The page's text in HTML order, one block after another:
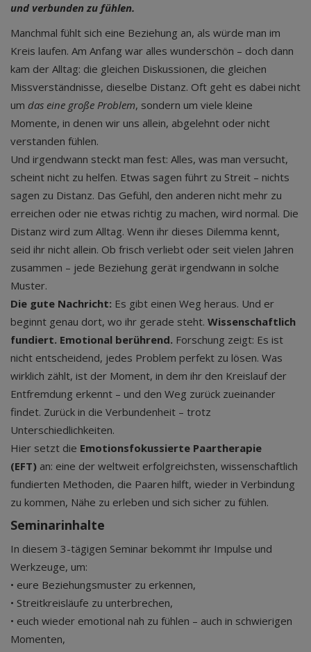
und verbunden zu fühlen.
Manchmal fühlt sich eine Beziehung an, als würde man im
Kreis laufen. Am Anfang war alles wunderschön – doch dann
kam der Alltag: die gleichen Diskussionen, die gleichen
Missverständnisse, dieselbe Distanz. Oft geht es dabei nicht
um das eine große Problem, sondern um viele kleine
Momente, in denen wir uns allein, abgelehnt oder nicht
verstanden fühlen.
Und irgendwann steckt man fest: Alles, was man versucht,
scheint nicht zu helfen. Etwas sagen führt zu Streit – nichts
sagen zu Distanz. Das Gefühl, den anderen nicht mehr zu
erreichen oder nie etwas richtig zu machen, wird normal. Die
Distanz wird zum Alltag. Wenn ihr dieses Dilemma kennt,
seid ihr nicht allein. Ob frisch verliebt oder seit vielen Jahren
zusammen – jede Beziehung gerät irgendwann in solche
Muster.
Die gute Nachricht: Es gibt einen Weg heraus. Und er
beginnt genau dort, wo ihr gerade steht. Wissenschaftlich
fundiert. Emotional berührend. Forschung zeigt: Es ist
nicht entscheidend, jedes Problem perfekt zu lösen. Was
wirklich zählt, ist der Moment, in dem ihr den Kreislauf der
Entfremdung erkennt – und den Weg zurück zueinander
findet. Zurück in die Verbundenheit – trotz
Unterschiedlichkeiten.
Hier setzt die Emotionsfokussierte Paartherapie
(EFT) an: eine der weltweit erfolgreichsten, wissenschaftlich
fundierten Methoden, die Paaren hilft, wieder in Verbindung
zu kommen, Nähe zu erleben und sich sicher zu fühlen.
Seminarinhalte
In diesem 3-tägigen Seminar bekommt ihr Impulse und
Werkzeuge, um:
• eure Beziehungsmuster zu erkennen,
• Streitkreisläufe zu unterbrechen,
• euch wieder emotional nah zu fühlen – auch in schwierigen
Momenten,